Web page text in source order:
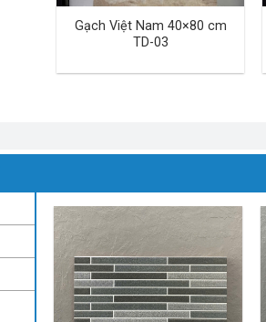
Gạch Việt Nam 40×80 cm
TD-03